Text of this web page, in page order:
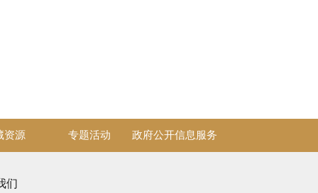
资源 专题活动 政府公开信息服务
们